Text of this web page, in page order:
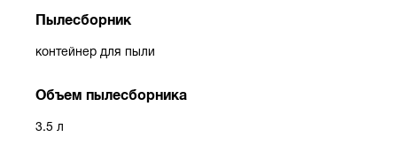
Пылесборник
контейнер для пыли
Объем пылесборника
3.5 л